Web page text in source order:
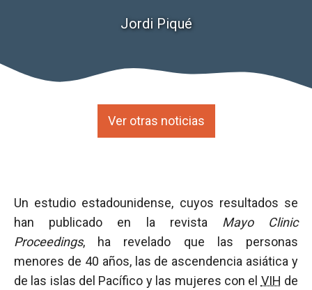
Jordi Piqué
Ver otras noticias
Un estudio estadounidense, cuyos resultados se
han publicado en la revista Mayo Clinic
Proceedings, ha revelado que las personas
menores de 40 años, las de ascendencia asiática y
de las islas del Pacífico y las mujeres con el VIH de